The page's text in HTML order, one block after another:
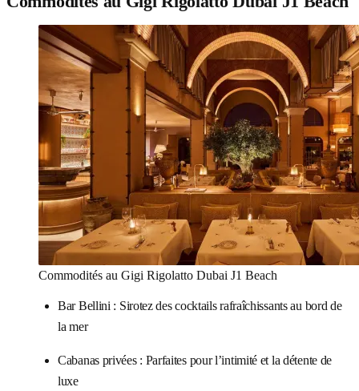
Commodités au Gigi Rigolatto Dubai J1 Beach
Bar Bellini : Sirotez des cocktails rafraîchissants au bord de
la mer
Cabanas privées : Parfaites pour l’intimité et la détente de
luxe